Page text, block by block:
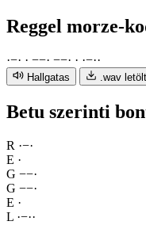
Reggel morze-
·−· · −−· −−· · ·−··
Hallgatas .wav
Betu szerinti
R ·−·
E ·
G −−·
G −−·
E ·
L ·−··